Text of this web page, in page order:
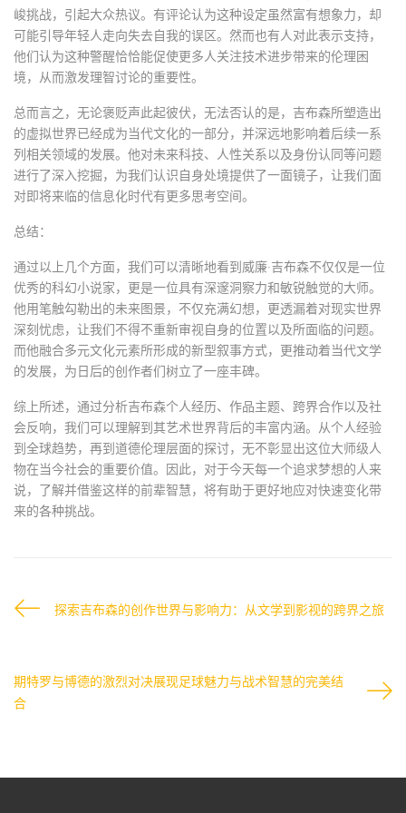
峻挑战，引起大众热议。有评论认为这种设定虽然富有想象力，却
可能引导年轻人走向失去自我的误区。然而也有人对此表示支持，
他们认为这种警醒恰恰能促使更多人关注技术进步带来的伦理困
境，从而激发理智讨论的重要性。
总而言之，无论褒贬声此起彼伏，无法否认的是，吉布森所塑造出
的虚拟世界已经成为当代文化的一部分，并深远地影响着后续一系
列相关领域的发展。他对未来科技、人性关系以及身份认同等问题
进行了深入挖掘，为我们认识自身处境提供了一面镜子，让我们面
对即将来临的信息化时代有更多思考空间。
总结：
通过以上几个方面，我们可以清晰地看到威廉·吉布森不仅仅是一位
优秀的科幻小说家，更是一位具有深邃洞察力和敏锐触觉的大师。
他用笔触勾勒出的未来图景，不仅充满幻想，更透漏着对现实世界
深刻忧虑，让我们不得不重新审视自身的位置以及所面临的问题。
而他融合多元文化元素所形成的新型叙事方式，更推动着当代文学
的发展，为日后的创作者们树立了一座丰碑。
综上所述，通过分析吉布森个人经历、作品主题、跨界合作以及社
会反响，我们可以理解到其艺术世界背后的丰富内涵。从个人经验
到全球趋势，再到道德伦理层面的探讨，无不彰显出这位大师级人
物在当今社会的重要价值。因此，对于今天每一个追求梦想的人来
说，了解并借鉴这样的前辈智慧，将有助于更好地应对快速变化带
来的各种挑战。
探索吉布森的创作世界与影响力：从文学到影视的跨界之旅
期特罗与博德的激烈对决展现足球魅力与战术智慧的完美结
合